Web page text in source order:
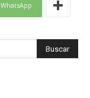
WhatsApp